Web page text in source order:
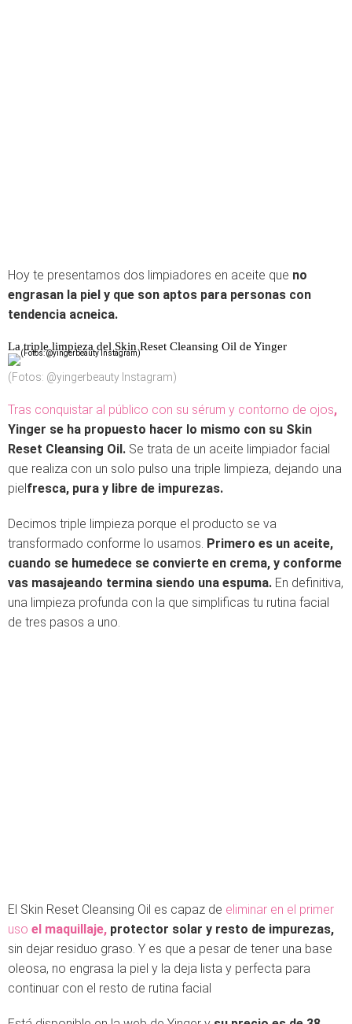
Hoy te presentamos dos limpiadores en aceite que no
engrasan la piel y que son aptos para personas con
tendencia acneica.
La triple limpieza del Skin Reset Cleansing Oil de Yinger
(Fotos: @yingerbeauty Instagram)
Tras conquistar al público con su sérum y contorno de ojos,
Yinger se ha propuesto hacer lo mismo con su Skin
Reset Cleansing Oil. Se trata de un aceite limpiador facial
que realiza con un solo pulso una triple limpieza, dejando una
pielfresca, pura y libre de impurezas.
Decimos triple limpieza porque el producto se va
transformado conforme lo usamos. Primero es un aceite,
cuando se humedece se convierte en crema, y conforme
vas masajeando termina siendo una espuma. En definitiva,
una limpieza profunda con la que simplificas tu rutina facial
de tres pasos a uno.
El Skin Reset Cleansing Oil es capaz de eliminar en el primer
uso el maquillaje, protector solar y resto de impurezas,
sin dejar residuo graso. Y es que a pesar de tener una base
oleosa, no engrasa la piel y la deja lista y perfecta para
continuar con el resto de rutina facial